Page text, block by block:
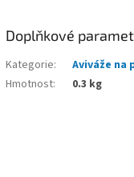
Doplňkové
Kategorie:
Aviváže na
Hmotnost: 0.3 kg